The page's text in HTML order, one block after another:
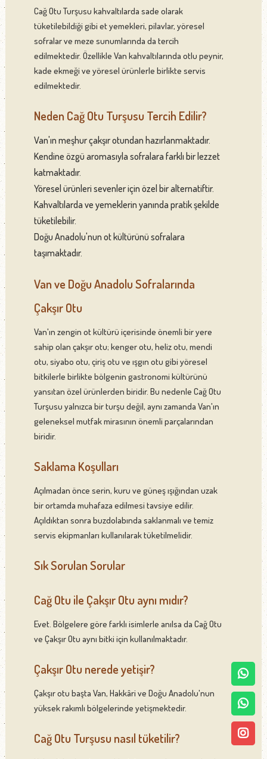
Cağ Otu Turşusu kahvaltılarda sade olarak
tüketilebildiği gibi et yemekleri, pilavlar, yöresel
sofralar ve meze sunumlarında da tercih
edilmektedir. Özellikle Van kahvaltılarında otlu peynir,
kade ekmeği ve yöresel ürünlerle birlikte servis
edilmektedir.
Neden Cağ Otu Turşusu Tercih Edilir?
Van'ın meşhur çakşır otundan hazırlanmaktadır.
Kendine özgü aromasıyla sofralara farklı bir lezzet
katmaktadır.
Yöresel ürünleri sevenler için özel bir alternatiftir.
Kahvaltılarda ve yemeklerin yanında pratik şekilde
tüketilebilir.
Doğu Anadolu'nun ot kültürünü sofralara
taşımaktadır.
Van ve Doğu Anadolu Sofralarında
Çakşır Otu
Van'ın zengin ot kültürü içerisinde önemli bir yere
sahip olan çakşır otu; kenger otu, heliz otu, mendi
otu, siyabo otu, çiriş otu ve ışgın otu gibi yöresel
bitkilerle birlikte bölgenin gastronomi kültürünü
yansıtan özel ürünlerden biridir. Bu nedenle Cağ Otu
Turşusu yalnızca bir turşu değil, aynı zamanda Van'ın
geleneksel mutfak mirasının önemli parçalarından
biridir.
Saklama Koşulları
Açılmadan önce serin, kuru ve güneş ışığından uzak
bir ortamda muhafaza edilmesi tavsiye edilir.
Açıldıktan sonra buzdolabında saklanmalı ve temiz
servis ekipmanları kullanılarak tüketilmelidir.
Sık Sorulan Sorular
Cağ Otu ile Çakşır Otu aynı mıdır?
Evet. Bölgelere göre farklı isimlerle anılsa da Cağ Otu
ve Çakşır Otu aynı bitki için kullanılmaktadır.
Çakşır Otu nerede yetişir?
Çakşır otu başta Van, Hakkâri ve Doğu Anadolu'nun
yüksek rakımlı bölgelerinde yetişmektedir.
Cağ Otu Turşusu nasıl tüketilir?